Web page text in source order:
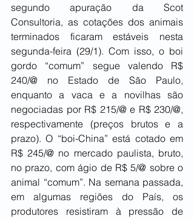
segundo apuração da Scot
Consultoria, as cotações dos animais
terminados ficaram estáveis nesta
segunda-feira (29/1). Com isso, o boi
gordo “comum” segue valendo R$
240/@ no Estado de São Paulo,
enquanto a vaca e a novilhas são
negociadas por R$ 215/@ e R$ 230/@,
respectivamente (preços brutos e a
prazo). O “boi-China” está cotado em
R$ 245/@ no mercado paulista, bruto,
no prazo, com ágio de R$ 5/@ sobre o
animal “comum”. Na semana passada,
em algumas regiões do País, os
produtores resistiram à pressão de